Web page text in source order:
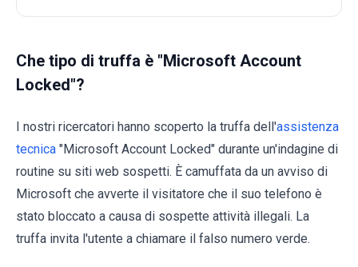
Che tipo di truffa è "Microsoft Account
Locked"?
I nostri ricercatori hanno scoperto la truffa dell'assistenza
tecnica "Microsoft Account Locked" durante un'indagine di
routine su siti web sospetti. È camuffata da un avviso di
Microsoft che avverte il visitatore che il suo telefono è
stato bloccato a causa di sospette attività illegali. La
truffa invita l'utente a chiamare il falso numero verde.